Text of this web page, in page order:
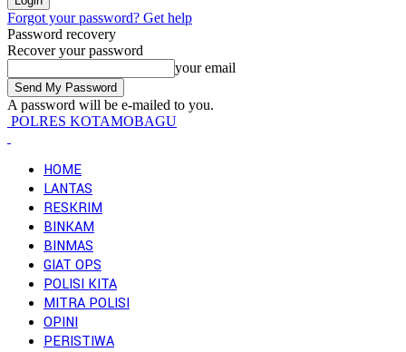
Forgot your password? Get help
Password recovery
Recover your password
your email
A password will be e-mailed to you.
POLRES KOTAMOBAGU
HOME
LANTAS
RESKRIM
BINKAM
BINMAS
GIAT OPS
POLISI KITA
MITRA POLISI
OPINI
PERISTIWA